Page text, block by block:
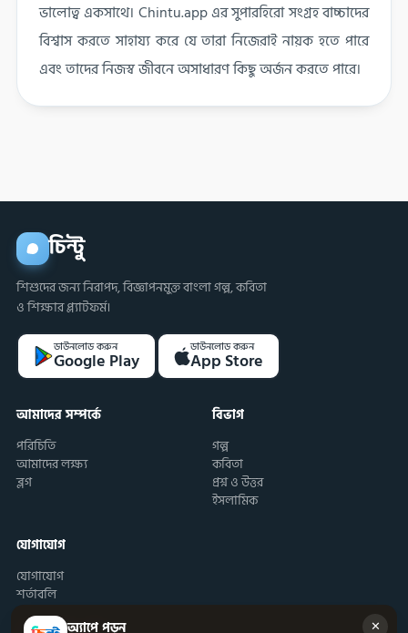
ভালোত্ব একসাথে। Chintu.app এর সুপারহিরো সংগ্রহ বাচ্চাদের
বিশ্বাস করতে সাহায্য করে যে তারা নিজেরাই নায়ক হতে পারে
এবং তাদের নিজস্ব জীবনে অসাধারণ কিছু অর্জন করতে পারে।
চিন্টু
শিশুদের জন্য নিরাপদ, বিজ্ঞাপনমুক্ত বাংলা গল্প, কবিতা
ও শিক্ষার প্ল্যাটফর্ম।
ডাউনলোড করুন
Google Play
ডাউনলোড করুন
App Store
আমাদের সম্পর্কে
পরিচিতি
আমাদের লক্ষ্য
ব্লগ
বিভাগ
গল্প
কবিতা
প্রশ্ন ও উত্তর
ইসলামিক
যোগাযোগ
যোগাযোগ
শর্তাবলি
✕
অ্যাপে পড়ুন